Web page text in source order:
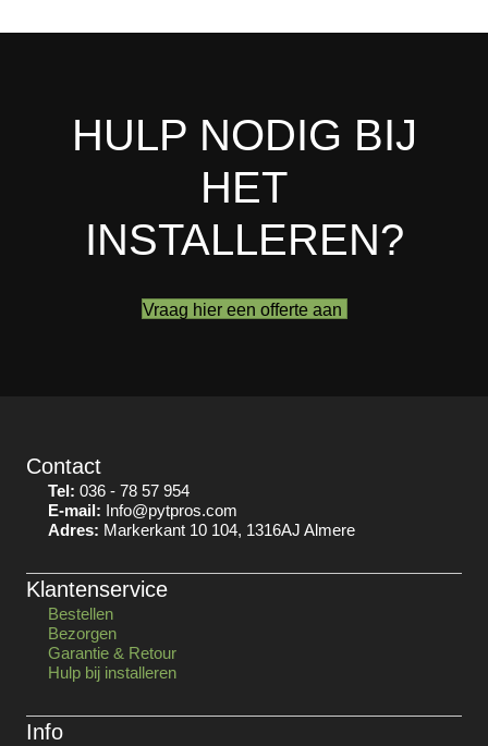
HULP NODIG BIJ
HET
INSTALLEREN?
Vraag hier een offerte aan
Contact
Tel: 036 - 78 57 954
E-mail: Info@pytpros.com
Adres: Markerkant 10 104, 1316AJ Almere
Klantenservice
Bestellen
Bezorgen
Garantie & Retour
Hulp bij installeren
Info